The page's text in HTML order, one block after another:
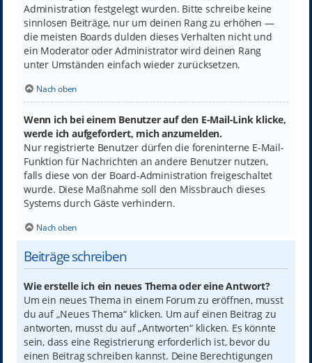
Administration festgelegt wurden. Bitte schreibe keine
sinnlosen Beiträge, nur um deinen Rang zu erhöhen —
die meisten Boards dulden dieses Verhalten nicht und
ein Moderator oder Administrator wird deinen Rang
unter Umständen einfach wieder zurücksetzen.
Nach oben
Wenn ich bei einem Benutzer auf den E-Mail-Link klicke,
werde ich aufgefordert, mich anzumelden.
Nur registrierte Benutzer dürfen die foreninterne E-Mail-
Funktion für Nachrichten an andere Benutzer nutzen,
falls diese von der Board-Administration freigeschaltet
wurde. Diese Maßnahme soll den Missbrauch dieses
Systems durch Gäste verhindern.
Nach oben
Beiträge schreiben
Wie erstelle ich ein neues Thema oder eine Antwort?
Um ein neues Thema in einem Forum zu eröffnen, musst
du auf „Neues Thema“ klicken. Um auf einen Beitrag zu
antworten, musst du auf „Antworten“ klicken. Es könnte
sein, dass eine Registrierung erforderlich ist, bevor du
einen Beitrag schreiben kannst. Deine Berechtigungen